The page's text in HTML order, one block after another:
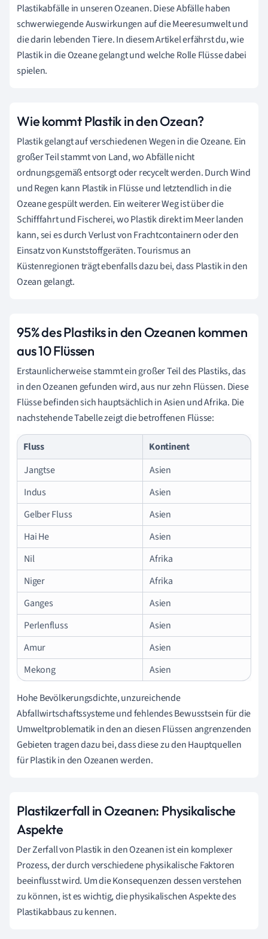
Plastikabfälle in unseren Ozeanen. Diese Abfälle haben
schwerwiegende Auswirkungen auf die Meeresumwelt und
die darin lebenden Tiere. In diesem Artikel erfährst du, wie
Plastik in die Ozeane gelangt und welche Rolle Flüsse dabei
spielen.
Wie kommt Plastik in den Ozean?
Plastik gelangt auf verschiedenen Wegen in die Ozeane. Ein
großer Teil stammt von Land, wo Abfälle nicht
ordnungsgemäß entsorgt oder recycelt werden. Durch Wind
und Regen kann Plastik in Flüsse und letztendlich in die
Ozeane gespült werden. Ein weiterer Weg ist über die
Schifffahrt und Fischerei, wo Plastik direkt im Meer landen
kann, sei es durch Verlust von Frachtcontainern oder den
Einsatz von Kunststoffgeräten. Tourismus an
Küstenregionen trägt ebenfalls dazu bei, dass Plastik in den
Ozean gelangt.
95% des Plastiks in den Ozeanen kommen
aus 10 Flüssen
Erstaunlicherweise stammt ein großer Teil des Plastiks, das
in den Ozeanen gefunden wird, aus nur zehn Flüssen. Diese
Flüsse befinden sich hauptsächlich in Asien und Afrika. Die
nachstehende Tabelle zeigt die betroffenen Flüsse:
Fluss
Kontinent
Jangtse
Asien
Indus
Asien
Gelber Fluss
Asien
Hai He
Asien
Nil
Afrika
Niger
Afrika
Ganges
Asien
Perlenfluss
Asien
Amur
Asien
Mekong
Asien
Hohe Bevölkerungsdichte, unzureichende
Abfallwirtschaftssysteme und fehlendes Bewusstsein für die
Umweltproblematik in den an diesen Flüssen angrenzenden
Gebieten tragen dazu bei, dass diese zu den Hauptquellen
für Plastik in den Ozeanen werden.
Plastikzerfall in Ozeanen: Physikalische
Aspekte
Der Zerfall von Plastik in den Ozeanen ist ein komplexer
Prozess, der durch verschiedene physikalische Faktoren
beeinflusst wird. Um die Konsequenzen dessen verstehen
zu können, ist es wichtig, die physikalischen Aspekte des
Plastikabbaus zu kennen.